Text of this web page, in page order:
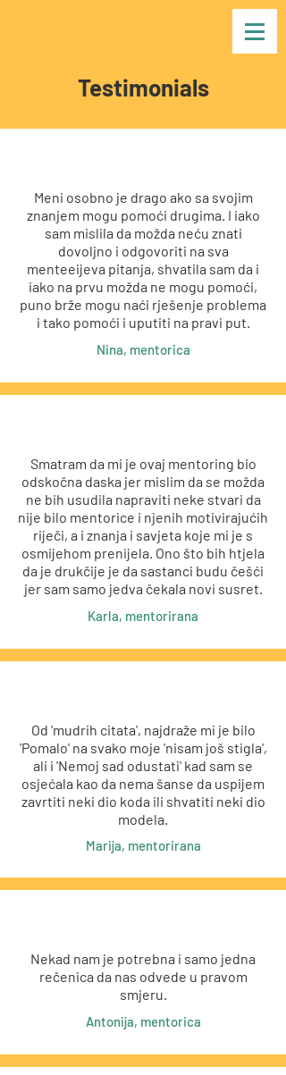
Testimonials
Meni osobno je drago ako sa svojim
znanjem mogu pomoći drugima. I iako
sam mislila da možda neću znati
dovoljno i odgovoriti na sva
menteeijeva pitanja, shvatila sam da i
iako na prvu možda ne mogu pomoći,
puno brže mogu naći rješenje problema
i tako pomoći i uputiti na pravi put.
Nina, mentorica
Smatram da mi je ovaj mentoring bio
odskočna daska jer mislim da se možda
ne bih usudila napraviti neke stvari da
nije bilo mentorice i njenih motivirajućih
riječi, a i znanja i savjeta koje mi je s
osmijehom prenijela. Ono što bih htjela
da je drukčije je da sastanci budu češći
jer sam samo jedva čekala novi susret.
Karla, mentorirana
Od 'mudrih citata', najdraže mi je bilo
'Pomalo' na svako moje 'nisam još stigla',
ali i 'Nemoj sad odustati' kad sam se
osjećala kao da nema šanse da uspijem
zavrtiti neki dio koda ili shvatiti neki dio
modela.
Marija, mentorirana
Nekad nam je potrebna i samo jedna
rečenica da nas odvede u pravom
smjeru.
Antonija, mentorica